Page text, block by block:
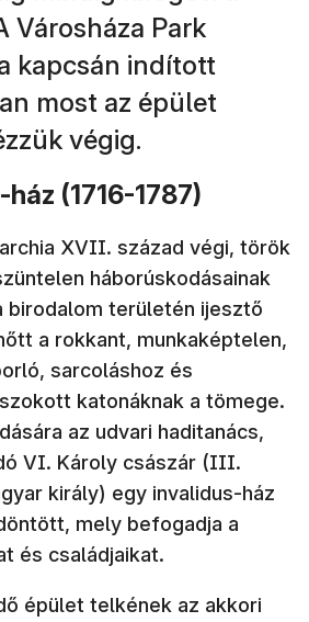
Városháza Park
kapcsán indított
most az épület
végig.
(1716-1787)
XVII. század végi, török
háborúskodásainak
birodalom területén ijesztő
a rokkant, munkaképtelen,
sarcoláshoz és
katonáknak a tömege.
az udvari haditanács,
VI. Károly császár (III.
király) egy invalidus-ház
mely befogadja a
és családjaikat.
épület telkének az akkori